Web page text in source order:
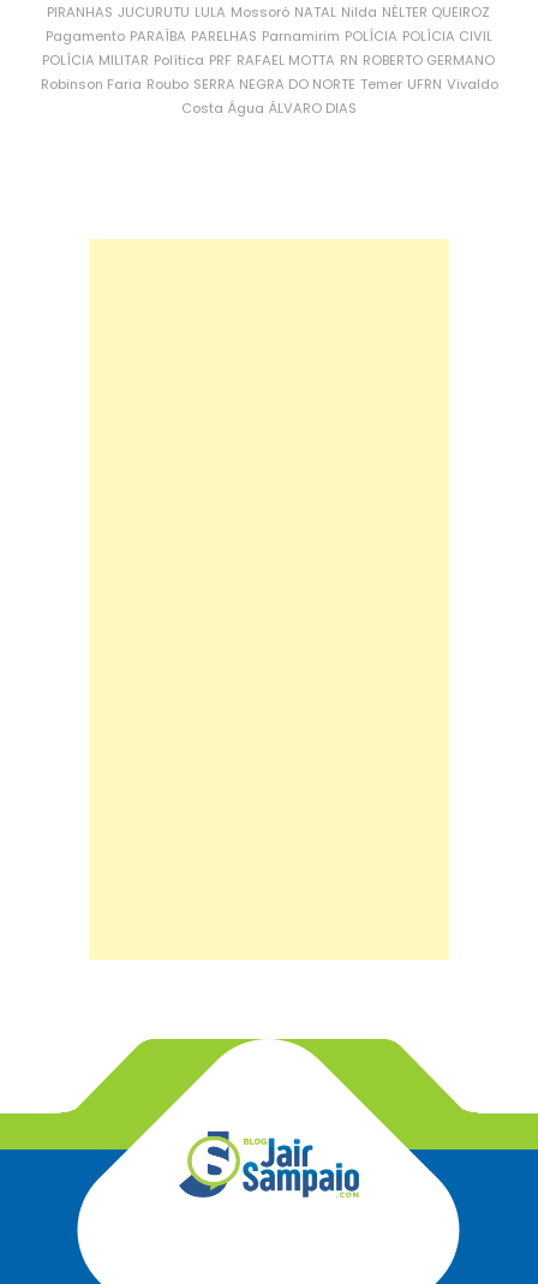
PIRANHAS JUCURUTU LULA Mossoró NATAL Nilda NÉLTER QUEIROZ
Pagamento PARAÍBA PARELHAS Parnamirim POLÍCIA POLÍCIA CIVIL
POLÍCIA MILITAR Política PRF RAFAEL MOTTA RN ROBERTO GERMANO
Robinson Faria Roubo SERRA NEGRA DO NORTE Temer UFRN Vivaldo
Costa Água ÁLVARO DIAS